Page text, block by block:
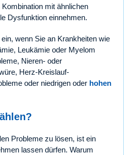
mit ähnlichen
Dysfunktion einnehmen.
wenn Sie an Krankheiten wie
Leukämie oder Myelom
Nieren- oder
Herz-Kreislauf-
oder niedrigen oder hohen
Probleme zu lösen, ist ein
lassen dürfen. Warum